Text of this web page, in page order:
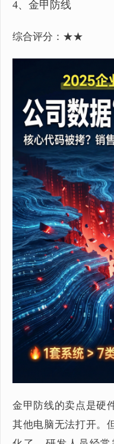
4、金甲防线
综合评分：★★
金甲防线的卖点是硬
其他电脑无法打开。